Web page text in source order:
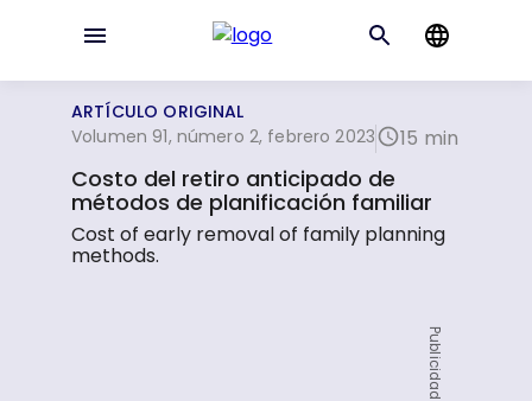
ARTÍCULO ORIGINAL
Volumen 91, número 2, febrero 2023
15 min
Costo del retiro anticipado de
métodos de planificación familiar
Cost of early removal of family planning
methods.
Publicidad